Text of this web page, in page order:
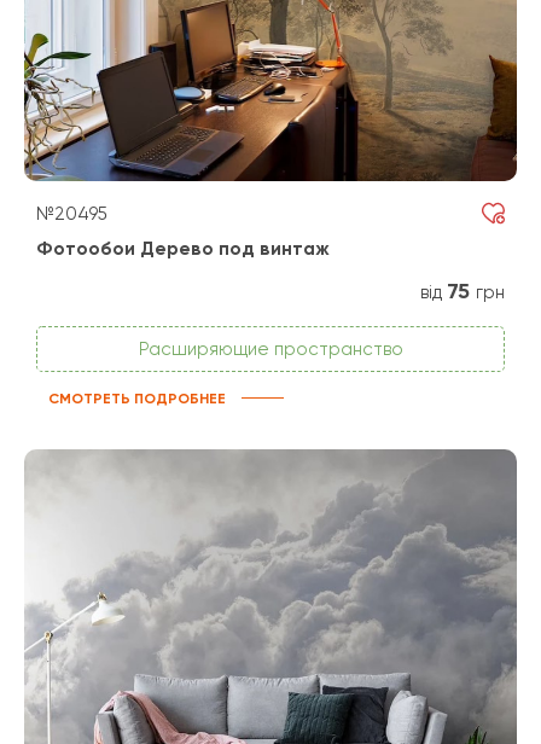
№20495
Фотообои Дерево под винтаж
від 75 грн
Расширяющие пространство
СМОТРЕТЬ ПОДРОБНЕЕ